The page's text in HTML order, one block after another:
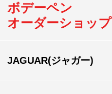
ボデーペン
オーダーショップ
JAGUAR(ジャガー)